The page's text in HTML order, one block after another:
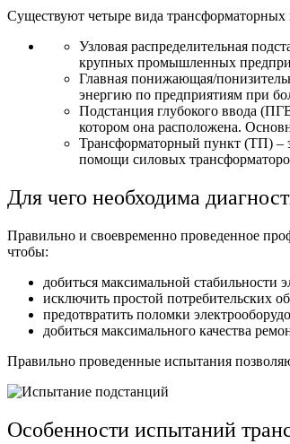
Существуют четыре вида трансформаторных
Узловая распределительная
крупных промышленных
Главная понижающая/
энергию по предприятиям при
Подстанция глубокого ввода
котором она расположена.
Трансформаторный пункт (ТП) –
помощи силовых
Для чего необходима
Правильно и своевременно проведенное
чтобы:
добиться максимальной стабильности
исключить простой потребительских
предотвратить поломки
добиться максимального качества
Правильно проведенные испытания
Особенности испытаний